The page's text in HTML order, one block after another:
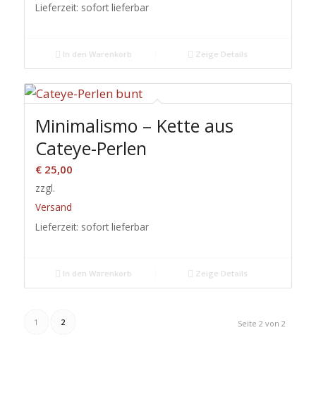
Lieferzeit: sofort lieferbar
In den Warenkorb Zeige Details
Minimalismo – Kette aus
Cateye-Perlen
€25,00
zzgl.
Versand
Lieferzeit: sofort lieferbar
In den Warenkorb Zeige Details
Seite 2 von 2
1 2